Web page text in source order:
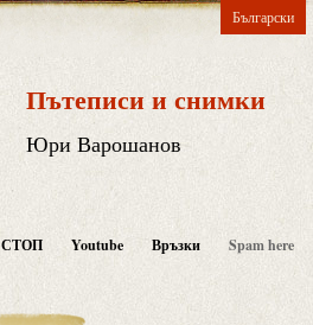
Български
Пътеписи и снимки
Юри Варошанов
СТОП Youtube Връзки Spam here